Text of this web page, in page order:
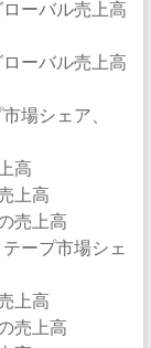
ーバル売上高
ーバル売上高
場シェア、
高
上高
売上高
ープ市場シェ
上高
売上高